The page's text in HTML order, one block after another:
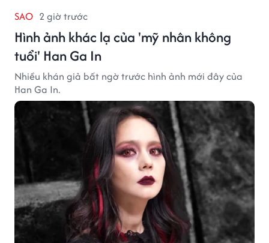
SAO 2 giờ trước
Hình ảnh khác lạ của 'mỹ nhân không
tuổi' Han Ga In
Nhiều khán giả bất ngờ trước hình ảnh mới đây của
Han Ga In.